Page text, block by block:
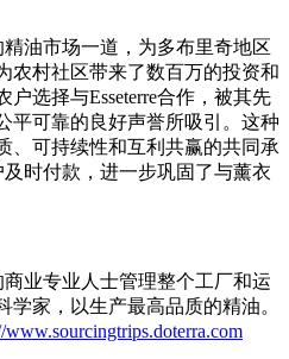
精油市场一道，为多布里奇地区
农村社区带来了数百万的投资和
选择与Esseterre合作，被其先
平可靠的良好声誉所吸引。这种
、可持续性和互利共赢的共同承
及时付款，进一步巩固了与薰衣
商业专业人士管理整个工厂和运
家，以生产最高品质的精油。
www.sourcingtrips.doterra.com